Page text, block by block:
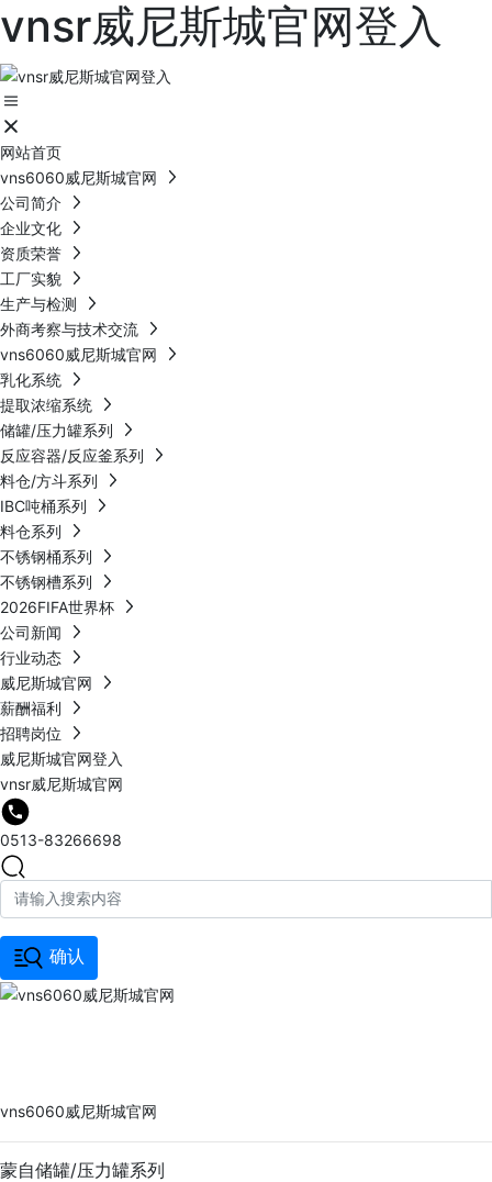
vnsr威尼斯城官网登入
网站首页
vns6060威尼斯城官网
公司简介
企业文化
资质荣誉
工厂实貌
生产与检测
外商考察与技术交流
vns6060威尼斯城官网
乳化系统
提取浓缩系统
储罐/压力罐系列
反应容器/反应釜系列
料仓/方斗系列
IBC吨桶系列
料仓系列
不锈钢桶系列
不锈钢槽系列
2026FIFA世界杯
公司新闻
行业动态
威尼斯城官网
薪酬福利
招聘岗位
威尼斯城官网登入
vnsr威尼斯城官网
0513-83266698
确认
vns6060威尼斯城官网
蒙自储罐/压力罐系列